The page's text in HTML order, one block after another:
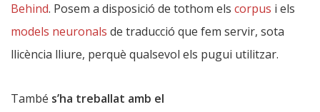
Behind. Posem a disposició de tothom els corpus i els
models neuronals de traducció que fem servir, sota
llicència lliure, perquè qualsevol els pugui utilitzar.
També s’ha treballat amb el